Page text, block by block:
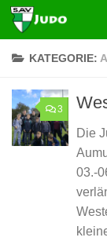
Zum Inhalt
KATEGORIE:
3
Die
03.-